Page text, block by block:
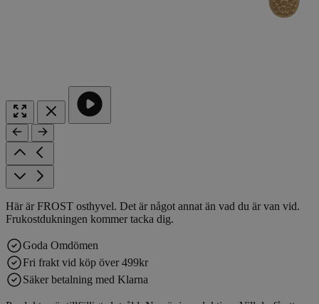
Här är FROST osthyvel. Det är något annat än vad du är van vid.
Frukostdukningen kommer tacka dig.
Goda Omdömen
Fri frakt vid köp över 499kr
Säker betalning med Klarna